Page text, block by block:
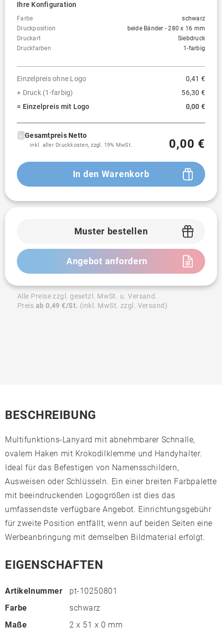
Ihre Konfiguration
Farbe
schwarz
Druckposition
beide Bänder - 280 x 16 mm
Druckart
Siebdruck
Druckfarben
1-farbig
Einzelpreis ohne Logo
0,41 €
+ Druck (1-farbig)
56,30 €
= Einzelpreis mit Logo
0,00 €
Gesamtpreis Netto
inkl. aller Druckkosten, zzgl. 19% MwSt. 0,00 €
In den Warenkorb
Muster bestellen
Angebot anfordern
Alle Preise zzgl. gesetzl. MwSt. u. Versand.
Preis ab 0,49 €/St. (inkl. MwSt. zzgl. Versand)
BESCHREIBUNG
Multifunktions-Lanyard mit abnehmbarer Schnalle,
ovalem Haken mit Krokodilklemme und Handyhalter.
Ideal für das Befestigen von Namensschildern,
Ausweisen oder Schlüsseln. Ein einer breiten Farbpalette
mit beeindruckenden Logogrößen ist dies das
umfassendste verfügbare Angebot. Einrichtungsgebühr
für zweite Position entfällt, wenn auf beiden Seiten eine
Werbeanbringung mit demselben Bildmaterial erfolgt.
EIGENSCHAFTEN
Artikelnummer
pt-10250801
Farbe
schwarz
Maße
2 x 51 x 0 mm